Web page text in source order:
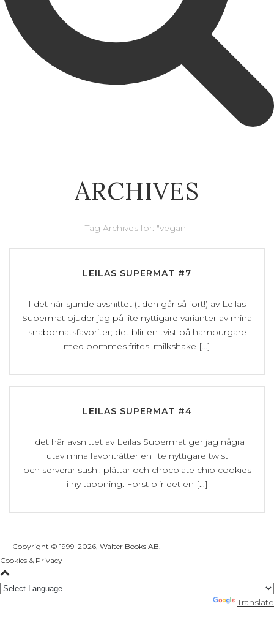
ARCHIVES
Tag Archives for: "vegan"
LEILAS SUPERMAT #7
I det här sjunde avsnittet (tiden går så fort!) av Leilas
Supermat bjuder jag på lite nyttigare varianter av mina
snabbmatsfavoriter; det blir en tvist på hamburgare
med pommes frites, milkshake [...]
LEILAS SUPERMAT #4
I det här avsnittet av Leilas Supermat ger jag några
utav mina favoriträtter en lite nyttigare twist
och serverar sushi, plättar och chocolate chip cookies
i ny tappning. Först blir det en [...]
Copyright © 1999-2026, Walter Books AB.
Cookies & Privacy
Translate